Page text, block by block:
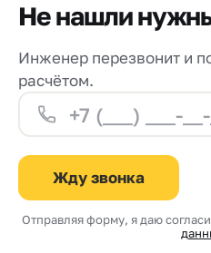
Не нашли
Инженер перезвонит и
расчётом.
Жду звонка
Отправляя форму, я даю